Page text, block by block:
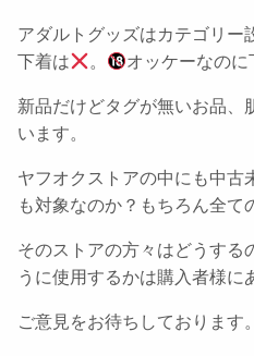
アダルトグッズはカテゴリー
下着は
。 オッケーなの
新品だけどタグが無いお品、
います。
ヤフオクストアの中にも中古
も対象なのか？もちろん全て
そのストアの方々はどうする
うに使用するかは購入者様に
ご意見をお待ちしております。